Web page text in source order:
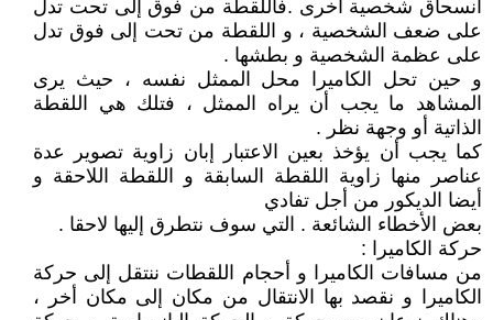
انسحاق شخصية أخرى .فاللقطة من فوق إلى تحت تدل
على ضعف الشخصية ، و اللقطة من تحت إلى فوق تدل
على عظمة الشخصية و بطشها .
و حين تحل الكاميرا محل الممثل نفسه ، حيث يرى
المشاهد ما يجب أن يراه الممثل ، فتلك هي اللقطة
الذاتية أو وجهة نظر .
كما يجب أن يؤخذ بعين الاعتبار إبان زاوية تصوير عدة
عناصر منها زاوية اللقطة السابقة و اللقطة اللاحقة و
أيضا الديكور من أجل تفادي
بعض الأخطاء الشائعة . التي سوف نتطرق إليها لاحقا .
حركة الكاميرا :
من مسافات الكاميرا و أحجام اللقطات ننتقل إلى حركة
الكاميرا و نقصد بها الانتقال من مكان إلى مكان أخر ،